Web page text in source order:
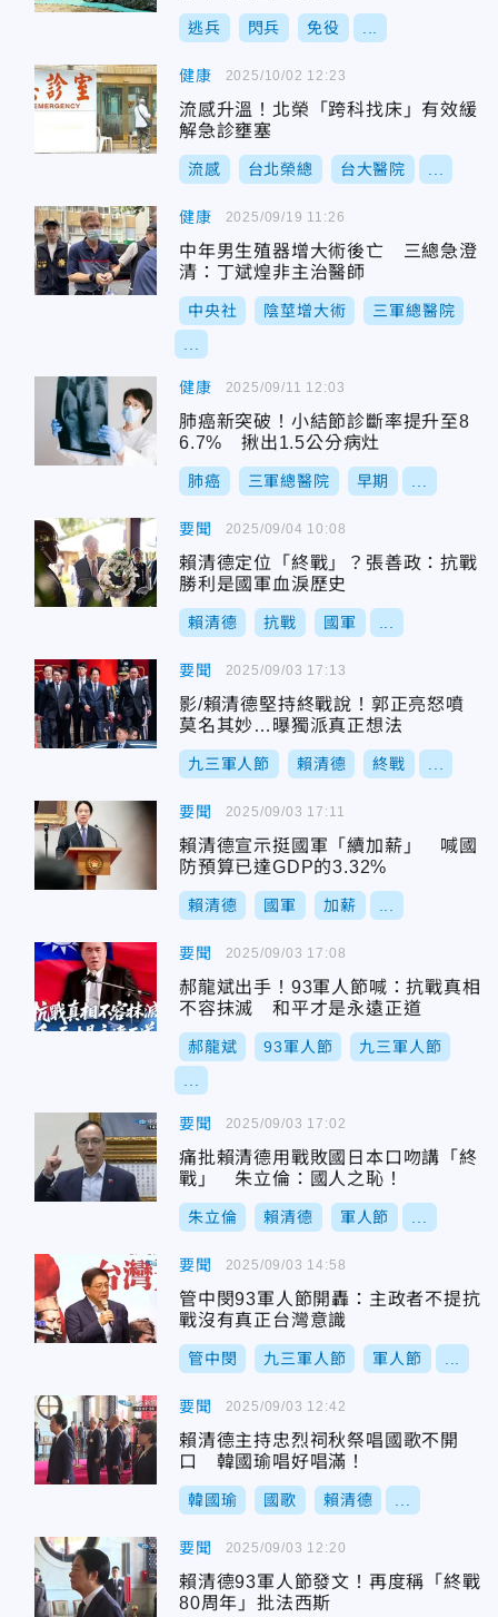
逃兵 閃兵 免役
健康
流感升溫！北榮「跨科找床」有效緩
解急診壅塞
流感 台北榮總 台大醫院
2025/10/02 12:23
健康
中年男生殖器增大術後亡 三總急澄
清：丁斌煌非主治醫師
中央社 陰莖增大術 三軍總醫院
2025/09/19 11:26
健康
肺癌新突破！小結節診斷率提升至8
6.7% 揪出1.5公分病灶
肺癌 三軍總醫院 早期
2025/09/11 12:03
要聞
賴清德定位「終戰」？張善政：抗戰
勝利是國軍血淚歷史
賴清德 抗戰 國軍
2025/09/04 10:08
要聞
影/賴清德堅持終戰說！郭正亮怒噴
莫名其妙…曝獨派真正想法
九三軍人節 賴清德 終戰
2025/09/03 17:13
要聞
賴清德宣示挺國軍「續加薪」 喊國
防預算已達GDP的3.32%
賴清德 國軍 加薪
2025/09/03 17:11
要聞
郝龍斌出手！93軍人節喊：抗戰真相
不容抹滅 和平才是永遠正道
郝龍斌 93軍人節 九三軍人節
2025/09/03 17:08
要聞
痛批賴清德用戰敗國日本口吻講「終
戰」 朱立倫：國人之恥！
朱立倫 賴清德 軍人節
2025/09/03 17:02
要聞
管中閔93軍人節開轟：主政者不提抗
戰沒有真正台灣意識
管中閔 九三軍人節 軍人節
2025/09/03 14:58
要聞
賴清德主持忠烈祠秋祭唱國歌不開
口 韓國瑜唱好唱滿！
韓國瑜 國歌 賴清德
2025/09/03 12:42
要聞
賴清德93軍人節發文！再度稱「終戰
80周年」批法西斯
2025/09/03 12:20